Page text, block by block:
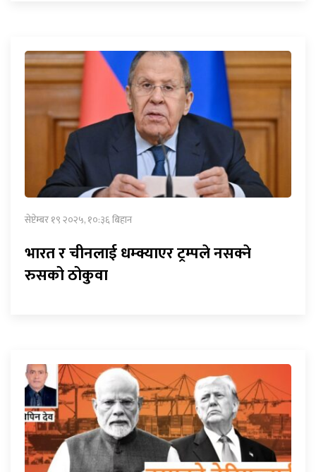
सेप्टेम्बर १९ २०२५, १०:३६ बिहान
भारत र चीनलाई धम्क्याएर ट्रम्पले नसक्ने
रुसको ठोकुवा